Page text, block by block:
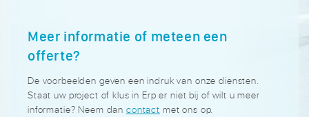
Meer informatie of meteen een
offerte?
De voorbeelden geven een indruk van onze diensten.
Staat uw project of klus in Erp er niet bij of wilt u meer
informatie? Neem dan contact met ons op.